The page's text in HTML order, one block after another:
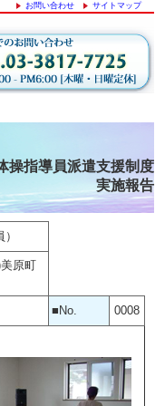
お問い合わせ サイトマップ
操指導員派遣支援制度
実施報告
原町
■No. 0008